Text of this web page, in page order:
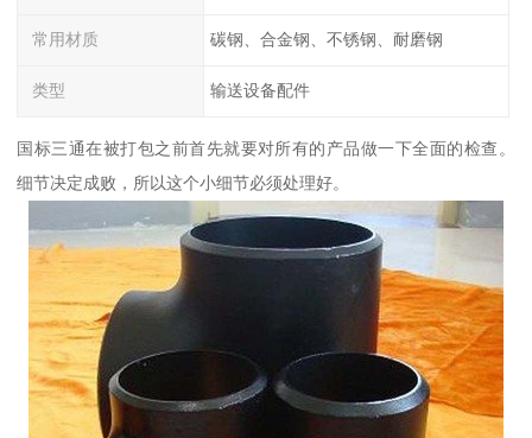
常用材质 碳钢、合金钢、不锈钢、耐磨钢
类型 输送设备配件
国标三通在被打包之前首先就要对所有的产品做一下全面的检查。
细节决定成败，所以这个小细节必须处理好。